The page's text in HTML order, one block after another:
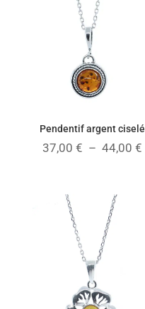
Pendentif argent ciselé
37,00€ – 44,00€